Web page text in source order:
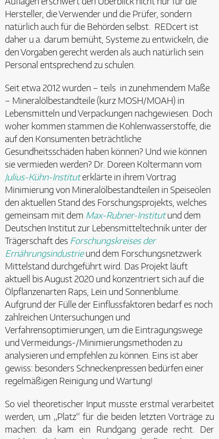
Hersteller, die Verwender und die Prüfer, sondern
natürlich auch für die Behörden selbst. REDcert ist
daher u.a. darum bemüht, Systeme zu entwickeln, die
den Vorgaben gerecht werden als auch natürlich sein
Personal entsprechend zu schulen.
Seit etwa 2012 wurden – teils in zunehmendem Maße
– Mineralölbestandteile (kurz MOSH/MOAH) in
Lebensmitteln und Verpackungen nachgewiesen. Doch
woher kommen stammen die Kohlenwasserstoffe, die
auf den Konsumenten beträchtliche
Gesundheitsschäden haben können? Und wie können
sie vermieden werden? Dr. Doreen Koltermann vom
Julius-Kühn-Instituterklärte in ihrem Vortrag
Minimierung von Mineralölbestandteilen in Speiseölen
den aktuellen Stand des Forschungsprojekts, welches
gemeinsam mit dem Max-Rubner-Institutund dem
Deutschen Institut zur Lebensmitteltechnik unter der
Trägerschaft des Forschungskreises der
Ernährungsindustrieund dem Forschungsnetzwerk
Mittelstand durchgeführt wird. Das Projekt läuft
aktuell bis August 2020 und konzentriert sich auf die
Ölpflanzenarten Raps, Lein und Sonnenblume.
Aufgrund der Fülle der Einflussfaktoren bedarf es noch
zahlreichen Untersuchungen und
Verfahrensoptimierungen, um die Eintragungswege
und Vermeidungs-/Minimierungsmethoden zu
analysieren und empfehlen zu können. Eins ist aber
gewiss: besonders Schneckenpressen bedürfen einer
regelmäßigen Reinigung und Wartung!
So viel theoretischer Input musste erstmal verarbeitet
werden, um „Platz“ für die beiden letzten Vorträge zu
machen: da kam ein Rundgang gerade recht. Der